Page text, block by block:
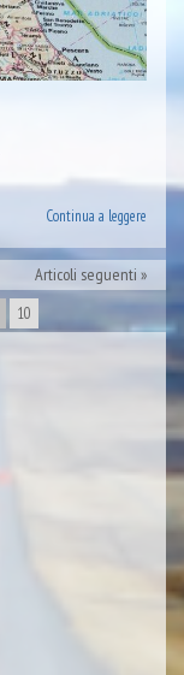
Continua a leggere
Articoli seguenti
10